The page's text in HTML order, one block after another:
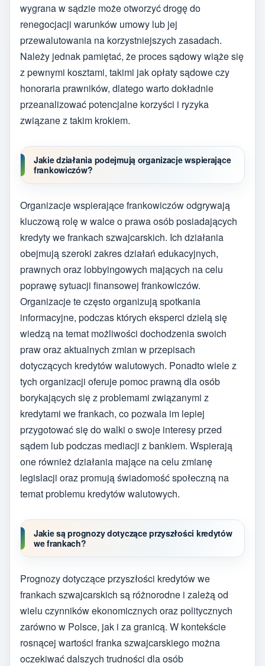
wygrana w sądzie może otworzyć drogę do
renegocjacji warunków umowy lub jej
przewalutowania na korzystniejszych zasadach.
Należy jednak pamiętać, że proces sądowy wiąże się
z pewnymi kosztami, takimi jak opłaty sądowe czy
honoraria prawników, dlatego warto dokładnie
przeanalizować potencjalne korzyści i ryzyka
związane z takim krokiem.
Jakie działania podejmują organizacje wspierające
frankowiczów?
Organizacje wspierające frankowiczów odgrywają
kluczową rolę w walce o prawa osób posiadających
kredyty we frankach szwajcarskich. Ich działania
obejmują szeroki zakres działań edukacyjnych,
prawnych oraz lobbyingowych mających na celu
poprawę sytuacji finansowej frankowiczów.
Organizacje te często organizują spotkania
informacyjne, podczas których eksperci dzielą się
wiedzą na temat możliwości dochodzenia swoich
praw oraz aktualnych zmian w przepisach
dotyczących kredytów walutowych. Ponadto wiele z
tych organizacji oferuje pomoc prawną dla osób
borykających się z problemami związanymi z
kredytami we frankach, co pozwala im lepiej
przygotować się do walki o swoje interesy przed
sądem lub podczas mediacji z bankiem. Wspierają
one również działania mające na celu zmianę
legislacji oraz promują świadomość społeczną na
temat problemu kredytów walutowych.
Jakie są prognozy dotyczące przyszłości kredytów
we frankach?
Prognozy dotyczące przyszłości kredytów we
frankach szwajcarskich są różnorodne i zależą od
wielu czynników ekonomicznych oraz politycznych
zarówno w Polsce, jak i za granicą. W kontekście
rosnącej wartości franka szwajcarskiego można
oczekiwać dalszych trudności dla osób